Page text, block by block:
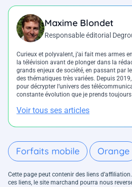
Maxime Blondet
Responsable éditorial
Curieux et polyvalent, j’ai fait mes armes
la télévision avant de plonger dans la
grands enjeux de société, en passant par
des thématiques très variées. Depuis
pour décrypter l’univers des
constante évolution que je prends
Voir tous ses articles
Forfaits mobile Orange
Cette page peut contenir des liens
ces liens, le site marchand pourra nous